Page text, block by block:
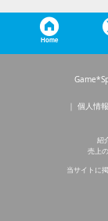
Home
個人情
紹
売上
当サイトに